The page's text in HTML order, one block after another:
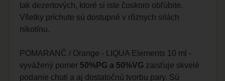
tak dezertových, ktoré si iste čoskoro obľúbite.
Všetky príchute sú dostupné v rôznych silách
nikotínu.
POMARANČ / Orange - LIQUA Elements 10 ml -
vyvážený pomer 50%PG a 50%VG zaisťuje skvelé
podanie chuti a aj dostatočnú tvorbu pary. Sú